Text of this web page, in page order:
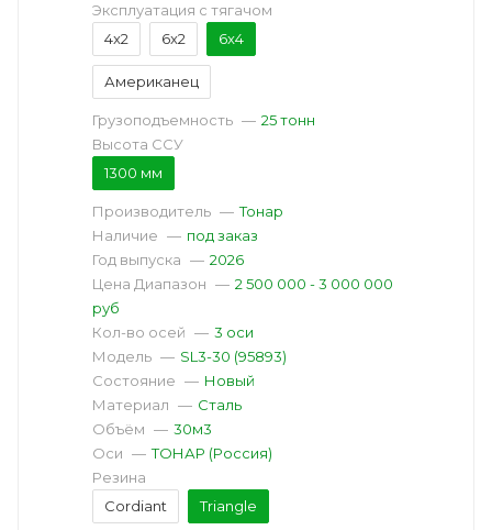
Эксплуатация с тягачом
4x2
6x2 6x4
Американец
Грузоподъемность — 25 тонн
Высота ССУ
1300 мм
Производитель — Тонар
Наличие — под заказ
Год выпуска — 2026
Цена Диапазон — 2 500 000 - 3 000 000
руб
Кол-во осей — 3 оси
Модель — SL3-30 (95893)
Состояние — Новый
Материал — Сталь
Объём — 30м3
Оси — ТОНАР (Россия)
Резина
Cordiant
Triangle